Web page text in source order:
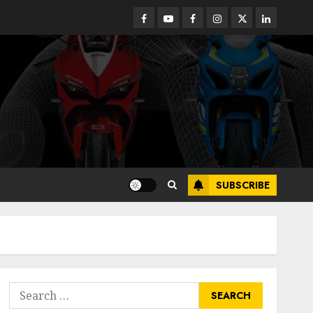
Facebook
YoutubeFacebookInstagram
Twitterlinkedin
SUBSCRIBE
Search
for: